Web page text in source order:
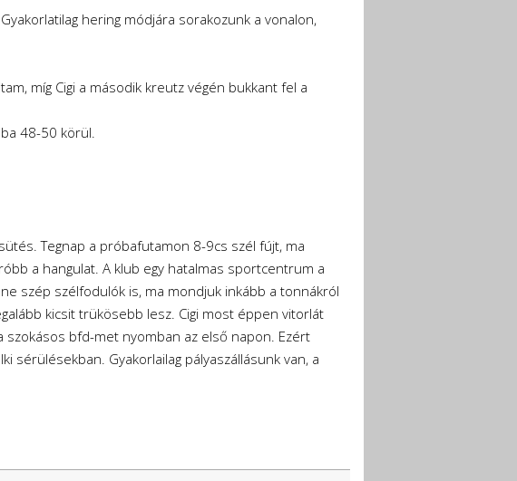
hering módjára sorakozunk a vonalon,
míg Cigi a második kreutz végén bukkant fel a
48-50 körül.
Tegnap a próbafutamon 8-9cs szél fújt, ma
a hangulat. A klub egy hatalmas sportcentrum a
szép szélfodulók is, ma mondjuk inkább a tonnákról
kicsit trükösebb lesz. Cigi most éppen vitorlát
szokásos bfd-met nyomban az első napon. Ezért
sérülésekban. Gyakorlailag pályaszállásunk van, a